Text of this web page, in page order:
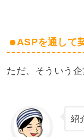
ASPを通して
ただ、そういう
紹